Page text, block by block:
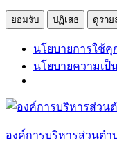
ยอมรับ ปฏิเสธ ดูราย
นโยบายการใช้คุ
นโยบายความเ
Skip
content
องค์การบริหารส่วนตำ